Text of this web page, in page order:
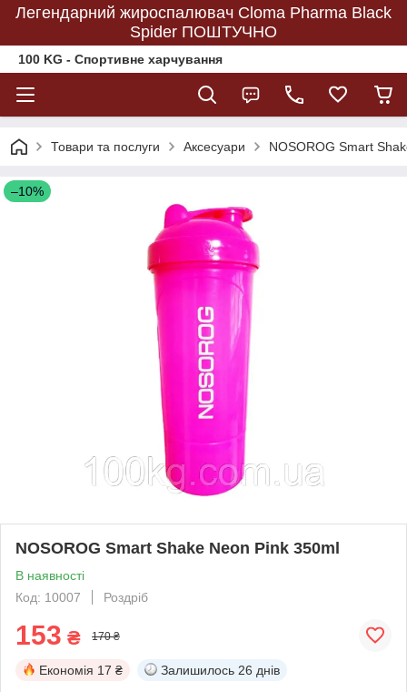
Легендарний жироспалювач Cloma Pharma Black
Spider ПОШТУЧНО
100 KG - Спортивне харчування
Товари та послуги Аксесуари NOSOROG Smart
–10%
NOSOROG Smart Shake Neon Pink 350ml
В наявності
Код: 10007
Роздріб
153 ₴ 170 ₴
Економія 17 ₴ Залишилось 26 днів